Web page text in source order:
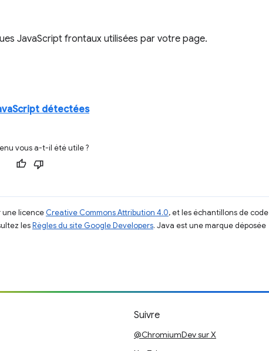
JavaScript frontaux utilisées par votre page.
détectées
vous a-t-il été utile ?
une licence Creative Commons Attribution 4.0, et les échantillons de code
lesRègles du site Google Developers. Java est une marque déposée
Suivre
@ChromiumDev sur X